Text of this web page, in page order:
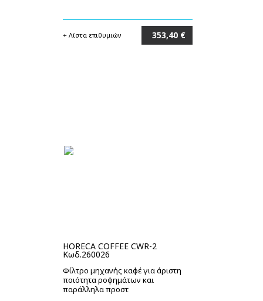
+ Λίστα επιθυμιών 353,40 €
HORECA COFFEE CWR-2
Κωδ.260026
Φίλτρο μηχανής καφέ για άριστη
ποιότητα ροφημάτων και
παράλληλα προστ